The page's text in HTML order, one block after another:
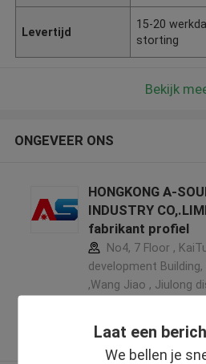
Laat een
We bellen je
Levertijd
15-20
storting
Bekijk
ONGEVEER ONS
HONGKONG A-
INDUSTRY
fabrikant profiel
No4, 7 Floor ,
development Building,
,Wang Jiao , Jiulong
Geverifieerde